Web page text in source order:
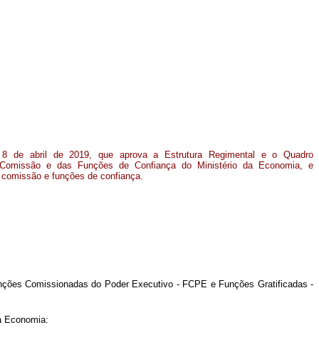
de abril de 2019, que aprova a Estrutura Regimental e o Quadro
e das Funções de Confiança do Ministério da Economia, e
e funções de confiança.
Comissionadas do Poder Executivo - FCPE e Funções Gratificadas -
Economia: